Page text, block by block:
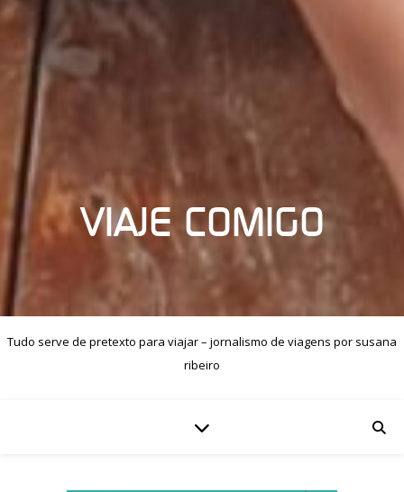
VIAJE COMIGO
Tudo serve de pretexto para viajar – jornalismo de viagens por susana
ribeiro